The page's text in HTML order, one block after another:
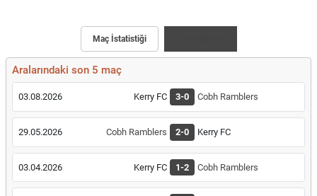
Maç İstatistiği
Aralarındaki son 5 maç
03.08.2026 Kerry FC 3-0 Cobh Ramblers
29.05.2026 Cobh Ramblers 2-0 Kerry FC
03.04.2026 Kerry FC 1-2 Cobh Ramblers